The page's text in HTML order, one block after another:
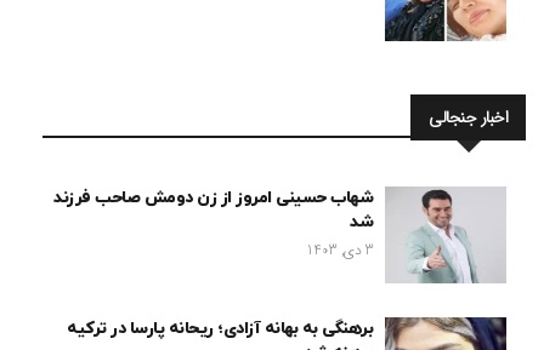
اخبار جنجالی
شهاب حسینی امروز از زن دومش صاحب فرزند
شد
3 دی, 1403
برهنگی به بهانه آزادی؛ ریحانه پارسا در ترکیه